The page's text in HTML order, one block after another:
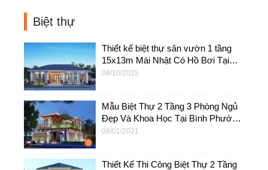
Biệt thự
Thiết kế biệt thự sân vườn 1 tầng
15x13m Mái Nhật Có Hồ Bơi Tại
Phú Quốc – BTV37
08/10/2025
Mẫu Biệt Thự 2 Tầng 3 Phòng Ngủ
Đẹp Và Khoa Học Tại Bình Phước –
BT34
08/01/2021
Thiết Kế Thi Công Biệt Thự 2 Tầng